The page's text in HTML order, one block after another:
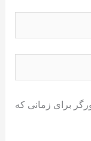
برای زمانی که